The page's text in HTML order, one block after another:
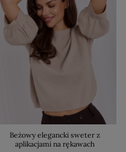
Beżowy elegancki sweter z
aplikacjami na rękawach